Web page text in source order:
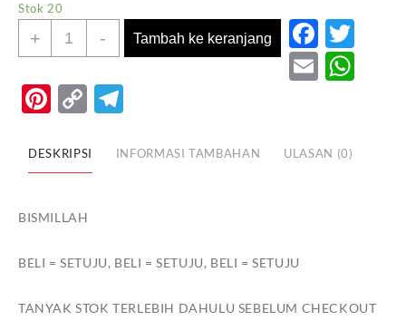
Stok 20
+
Kuantitas
RAFAEL
EXTRA
- Tambah ke keranjang
Email
Pinterest
Copy
DESKRIPSI INFORMASI TAMBAHAN ULASAN (0)
BISMILLAH
BELI = SETUJU, BELI = SETUJU, BELI = SETUJU
TANYAK STOK TERLEBIH DAHULU SEBELUM CHECKOUT